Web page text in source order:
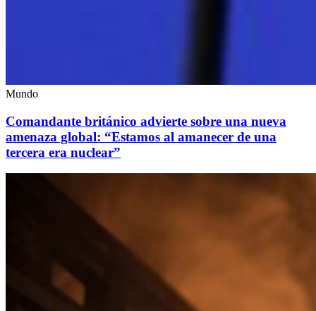
Mundo
Comandante británico advierte sobre una nueva
amenaza global: “Estamos al amanecer de una
tercera era nuclear”